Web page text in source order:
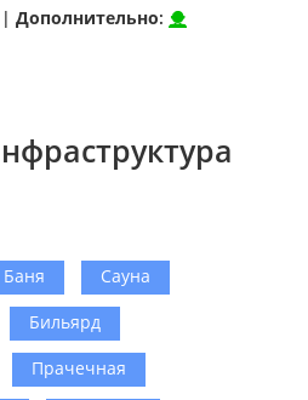
| Дополнительно:
Баня
Сауна
Бильярд
Прачечная